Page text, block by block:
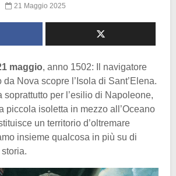
21 Maggio 2025
maggio, anno 1502: Il navigatore
Nova scopre l’Isola di Sant’Elena.
soprattutto per l’esilio di Napoleone,
piccola isoletta in mezzo all’Oceano
un territorio d’oltremare
insieme qualcosa in più su di